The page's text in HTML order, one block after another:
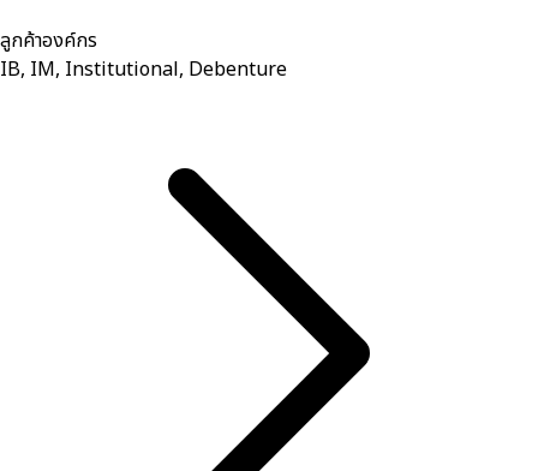
ลูกค้าองค์กร
IB, IM, Institutional, Debenture